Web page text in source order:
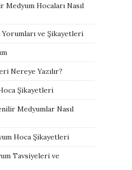
Medyum Hocaları Nasıl
ve Şikayetleri
Nereye Yazılır?
Şikayetleri
Medyumlar Nasıl
Hoca Şikayetleri
Tavsiyeleri ve